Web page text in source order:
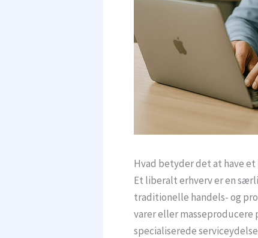
Hvad betyder det at have
Et liberalt erhverv er en
traditionelle handels- og
varer eller
specialiserede